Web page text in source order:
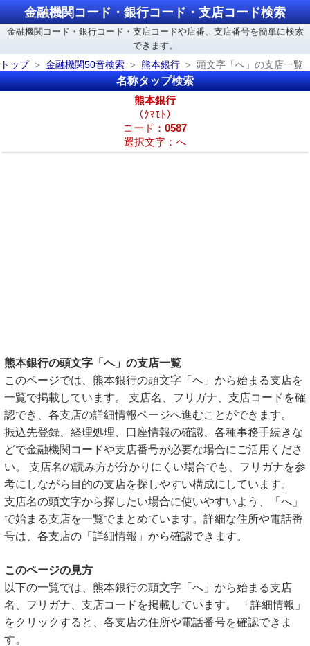
金融機関コード・銀行コード・支店コード検索
金融機関コード・銀行コード・支店コードや店番、支店番号を簡単に検索
できます。
トップ
金融機関50音検索 熊本銀行 頭文字「へ」の支店一覧
名称タップ検索
熊本銀行
（ｸﾏﾓﾄ）
コード： 0587
選択文字：へ
熊本銀行の頭文字「へ」の支店一覧
このページでは、熊本銀行の頭文字「へ」から始まる支店を
一覧で掲載しています。 支店名、フリガナ、支店コードを確
認でき、各支店の詳細情報ページへ進むことができます。
振込先登録、経理処理、口座情報の確認、各種事務手続きな
どで金融機関コードや支店番号が必要な場合にご活用くださ
い。 支店名の読み方が分かりにくい場合でも、フリガナを参
考にしながら目的の支店を探しやすい構成にしています。
支店名の頭文字から探したい場合に使いやすいよう、「へ」
で始まる支店を一覧でまとめています。詳細な住所や電話番
号は、各支店の「詳細情報」から確認できます。
このページの見方
以下の一覧では、熊本銀行の頭文字「へ」から始まる支店
名、フリガナ、支店コードを掲載しています。 「詳細情報」
をクリックすると、各支店の住所や電話番号を確認できま
す。